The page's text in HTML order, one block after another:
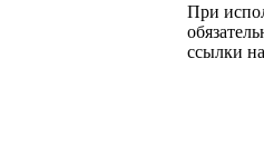
При
ссылки на